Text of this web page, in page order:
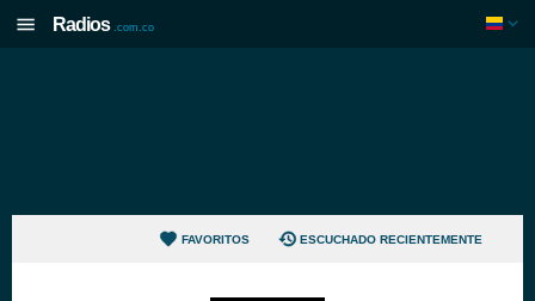
Radios .com.co
FAVORITOS ESCUCHADO RECIENTEMENTE